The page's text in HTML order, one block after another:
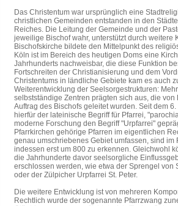
Das Christentum war ursprünglich eine
christlichen Gemeinden entstanden in den
Reiches. Die Leitung der Gemeinde und der
jeweilige Bischof wahr, unterstützt durch weitere
Bischofskirche bildete den Mittelpunkt des
Köln ist im Bereich des heutigen Doms eine
Jahrhunderts nachweisbar, die diese Funktion
Fortschreiten der Christianisierung und dem
Christentums in ländliche Gebiete kam es auch
Weiterentwicklung der Seelsorgestrukturen:
selbstständige Zentren prägten sich aus, die von
Auftrag des Bischofs geleitet wurden. Seit dem
hierfür der lateinische Begriff für Pfarrei,
moderne Forschung den Begriff "Urpfarrei"
Pfarrkirchen gehörige Pfarren im eigentlichen
genau umschriebenes Gebiet umfassen, sind im
indessen erst um 800 zu erkennen. Gleichwohl
die Jahrhunderte davor seelsorgliche
erschlossen werden, wie etwa der Sprengel von
oder der Zülpicher Urpfarrei St. Peter.
Die weitere Entwicklung ist von mehreren
Rechtlich wurde der sogenannte Pfarrzwang